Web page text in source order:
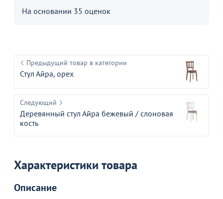
На основании 35 оценок
Предыдущий товар в категории
Стул Айра, орех
Следующий
Деревянный стул Айра бежевый / слоновая
кость
Характеристики товара
Описание